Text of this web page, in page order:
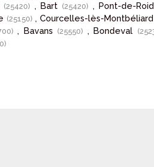
(25420) , Bart (25420) , Pont-de-
(25150), Courcelles-lès-Montbéliard
, Bavans (25550) , Bondeval